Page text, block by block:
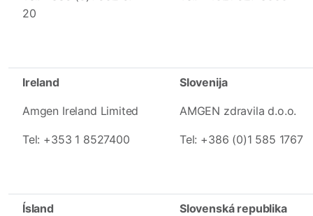
20
Ireland
Amgen Ireland Limited
Tel: +353 1 8527400
Slovenija
AMGEN zdravila d.o.o.
Tel: +386 (0)1 585 1767
Ísland Slovenská republika